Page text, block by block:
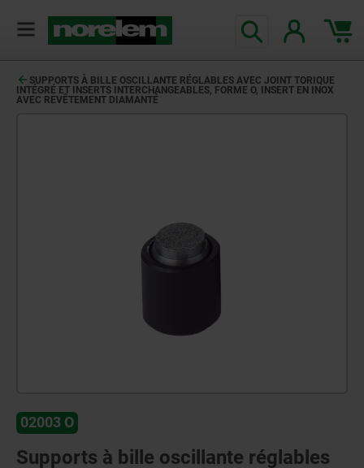
SUPPORTS À BILLE OSCILLANTE RÉGLABLES AVEC JOINT TORIQUE
INTÉGRÉ ET INSERTS INTERCHANGEABLES, FORME O, INSERT EN INOX
AVEC REVÊTEMENT DIAMANTÉ
02003 O
Supports à bille oscillante réglables